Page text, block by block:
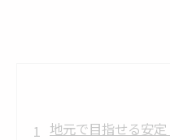
地元で目指せる安